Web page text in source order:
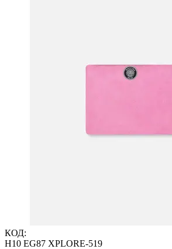
КОД:
H10 EG87 XPLORE-519